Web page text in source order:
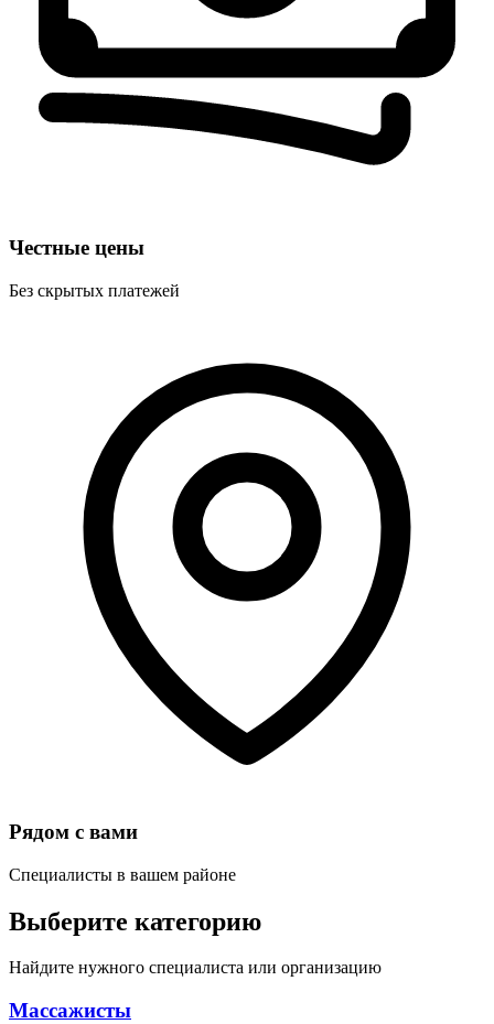
Честные цены
Без скрытых платежей
Рядом с вами
Специалисты в вашем районе
Выберите категорию
Найдите нужного специалиста или организацию
Массажисты